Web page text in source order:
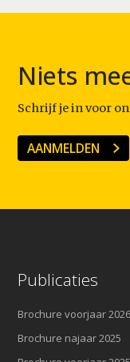
Niets
Schrijf je in voor
AANMELDEN
Publicaties
Brochure voorjaar 2026
Brochure najaar 2025